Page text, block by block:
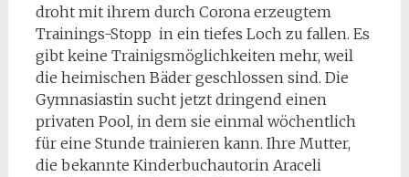
droht mit ihrem durch Corona erzeugtem
Trainings-Stopp in ein tiefes Loch zu fallen. Es
gibt keine Trainigsmöglichkeiten mehr, weil
die heimischen Bäder geschlossen sind. Die
Gymnasiastin sucht jetzt dringend einen
privaten Pool, in dem sie einmal wöchentlich
für eine Stunde trainieren kann. Ihre Mutter,
die bekannte Kinderbuchautorin Araceli